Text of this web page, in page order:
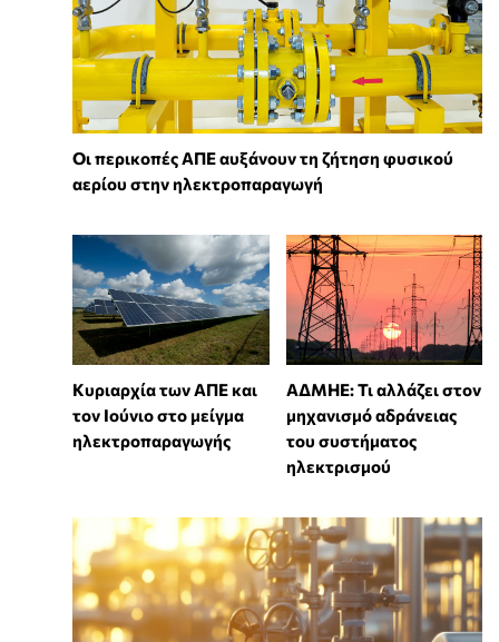
Οι περικοπές ΑΠΕ αυξάνουν τη ζήτηση φυσικού
αερίου στην ηλεκτροπαραγωγή
Κυριαρχία των ΑΠΕ και
τον Ιούνιο στο μείγμα
ηλεκτροπαραγωγής
ΑΔΜΗΕ: Τι αλλάζει στον
μηχανισμό αδράνειας
του συστήματος
ηλεκτρισμού